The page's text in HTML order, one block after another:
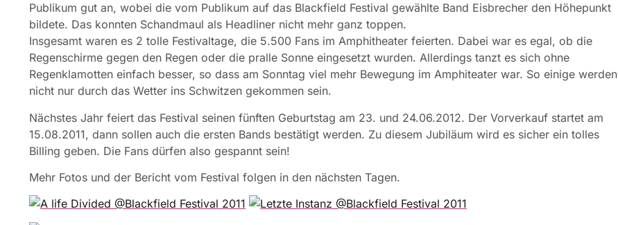
Publikum gut an, wobei die vom Publikum auf das Blackfield Festival gewählte Band Eisbrecher den Höhepunkt
bildete. Das konnten Schandmaul als Headliner nicht mehr ganz toppen.
Insgesamt waren es 2 tolle Festivaltage, die 5.500 Fans im Amphitheater feierten. Dabei war es egal, ob die
Regenschirme gegen den Regen oder die pralle Sonne eingesetzt wurden. Allerdings tanzt es sich ohne
Regenklamotten einfach besser, so dass am Sonntag viel mehr Bewegung im Amphiteater war. So einige werden
nicht nur durch das Wetter ins Schwitzen gekommen sein.
Nächstes Jahr feiert das Festival seinen fünften Geburtstag am 23. und 24.06.2012. Der Vorverkauf startet am
15.08.2011, dann sollen auch die ersten Bands bestätigt werden. Zu diesem Jubiläum wird es sicher ein tolles
Billing geben. Die Fans dürfen also gespannt sein!
Mehr Fotos und der Bericht vom Festival folgen in den nächsten Tagen.